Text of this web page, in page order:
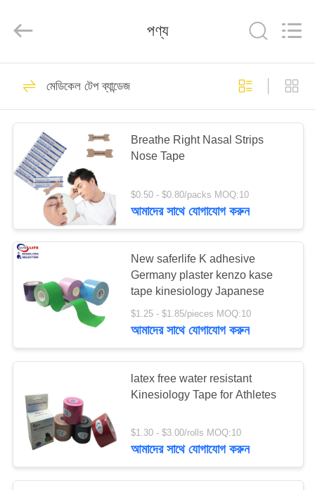
পণ্য
আমাদের
সম্বন্ধে
কারখানা
পরিদর্শন
গুণমান
আমাদের
সাথে
যোগাযোগ
খবর
Co.,
Reserved.
ভ্রমণ ফার্স্ট এইড কিট
138
পোর্টেবল ফার্স্ট এইড কিট
77
কৌশলগত প্রাথমিক চিকিৎসা
কিট
পণ্য
মেডিকেল টেপ ব্যান্ডেজ
Breathe Right Nasal Strips
Nose Tape
$0.50 - $0.80/packs MOQ:10
আমাদের সাথে যোগাযোগ করুন
New saferlife K adhesive
Germany plaster kenzo kase
tape kinesiology Japanese
$1.25 - $1.85/pieces MOQ:10
আমাদের সাথে যোগাযোগ করুন
latex free water resistant
Kinesiology Tape for Athletes
$1.30 - $3.00/rolls MOQ:10
আমাদের সাথে যোগাযোগ করুন